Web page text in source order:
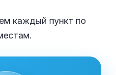
каждый пункт по